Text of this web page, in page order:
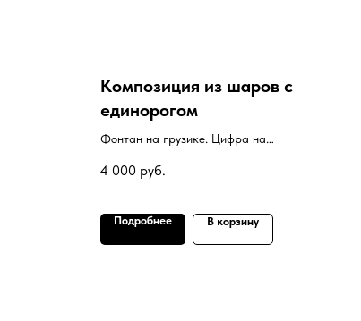
Композиция из шаров с
единорогом
Фонтан на грузике. Цифра на
4 000 руб.
Подробнее В корзину